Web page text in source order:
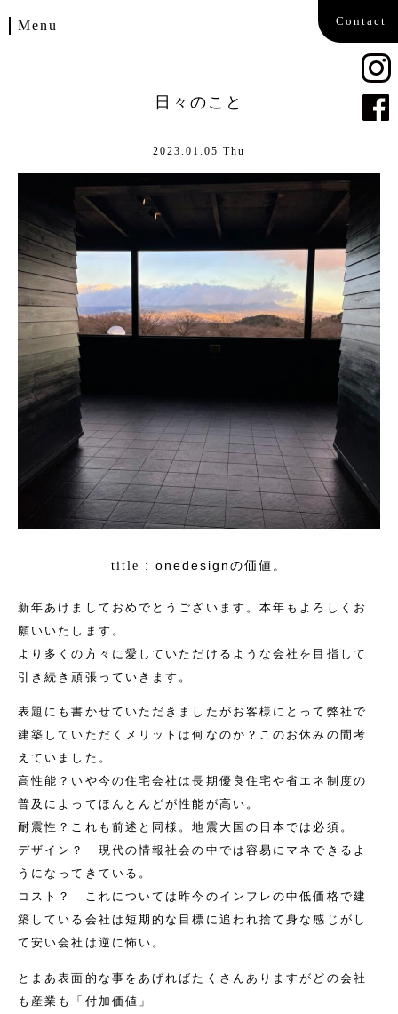
Menu
Contact
Contact
日々のこと
2023.01.05 Thu
title : onedesignの価値。
新年あけましておめでとうございます。本年もよろしくお
願いいたします。
より多くの方々に愛していただけるような会社を目指して
引き続き頑張っていきます。
表題にも書かせていただきましたがお客様にとって弊社で
建築していただくメリットは何なのか？このお休みの間考
えていました。
高性能？いや今の住宅会社は長期優良住宅や省エネ制度の
普及によってほんとんどが性能が高い。
耐震性？これも前述と同様。地震大国の日本では必須。
デザイン？ 現代の情報社会の中では容易にマネできるよ
うになってきている。
コスト？ これについては昨今のインフレの中低価格で建
築している会社は短期的な目標に追われ捨て身な感じがし
て安い会社は逆に怖い。
とまあ表面的な事をあげればたくさんありますがどの会社
も産業も「付加価値」